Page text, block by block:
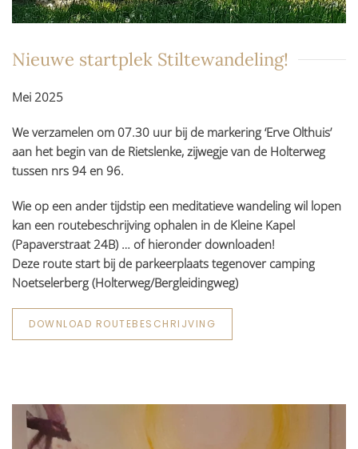
Nieuwe startplek Stiltewandeling!
Mei 2025
We verzamelen om 07.30 uur bij de markering ‘Erve Olthuis’
aan het begin van de Rietslenke, zijwegje van de Holterweg
tussen nrs 94 en 96.
Wie op een ander tijdstip een meditatieve wandeling wil lopen
kan een routebeschrijving ophalen in de Kleine Kapel
(Papaverstraat 24B) … of hieronder downloaden!
Deze route start bij de parkeerplaats tegenover camping
Noetselerberg (Holterweg/Bergleidingweg)
DOWNLOAD ROUTEBESCHRIJVING